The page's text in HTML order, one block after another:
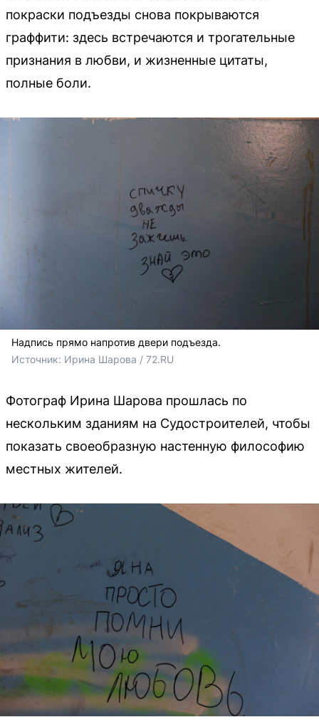
покраски подъезды снова покрываются
граффити: здесь встречаются и трогательные
признания в любви, и жизненные цитаты,
полные боли.
Надпись прямо напротив двери подъезда.
Источник: Ирина Шарова / 72.RU
Фотограф Ирина Шарова прошлась по
нескольким зданиям на Судостроителей, чтобы
показать своеобразную настенную философию
местных жителей.